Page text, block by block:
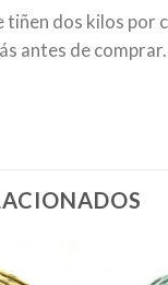
tiñen dos kilos por
antes de